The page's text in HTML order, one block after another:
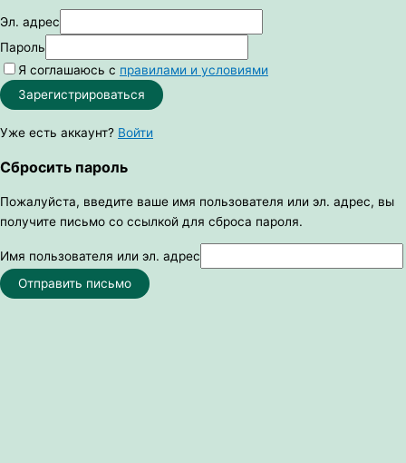
Эл. адрес
Пароль
Я соглашаюсь с правилами и условиями
Зарегистрироваться
Уже есть аккаунт? Войти
Сбросить пароль
Пожалуйста, введите ваше имя пользователя или эл. адрес, вы
получите письмо со ссылкой для сброса пароля.
Имя пользователя или эл. адрес
Отправить письмо